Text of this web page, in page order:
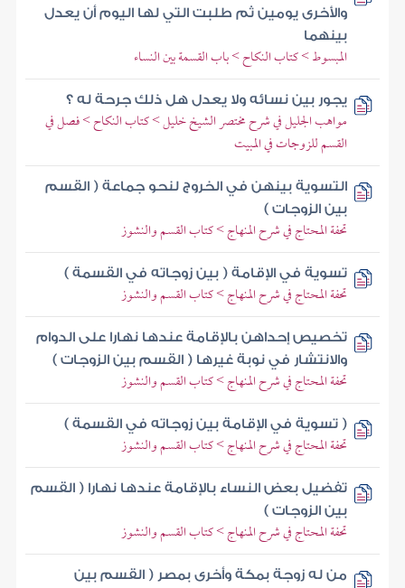
والأخرى يومين ثم طلبت التي لها اليوم أن يعدل
بينهما
المبسوط > كتاب النكاح > باب القسمة بين النساء
يجور بين نسائه ولا يعدل هل ذلك جرحة له ؟
مواهب الجليل في شرح مختصر الشيخ خليل > كتاب النكاح > فصل في
القسم للزوجات في المبيت
التسوية بينهن في الخروج لنحو جماعة ( القسم
بين الزوجات )
تحفة المحتاج في شرح المنهاج > كتاب القسم والنشوز
تسوية في الإقامة ( بين زوجاته في القسمة )
تحفة المحتاج في شرح المنهاج > كتاب القسم والنشوز
تخصيص إحداهن بالإقامة عندها نهارا على الدوام
والانتشار في نوبة غيرها ( القسم بين الزوجات )
تحفة المحتاج في شرح المنهاج > كتاب القسم والنشوز
( تسوية في الإقامة بين زوجاته في القسمة )
تحفة المحتاج في شرح المنهاج > كتاب القسم والنشوز
تفضيل بعض النساء بالإقامة عندها نهارا ( القسم
بين الزوجات )
تحفة المحتاج في شرح المنهاج > كتاب القسم والنشوز
من له زوجة بمكة وأخرى بمصر ( القسم بين